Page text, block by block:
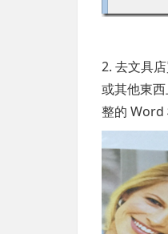
2. 去文具
或其他東
整的 Word